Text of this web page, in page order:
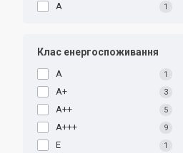
А 1
Клас енергоспоживання
A 1
A+ 3
A++ 5
A+++ 9
E 1